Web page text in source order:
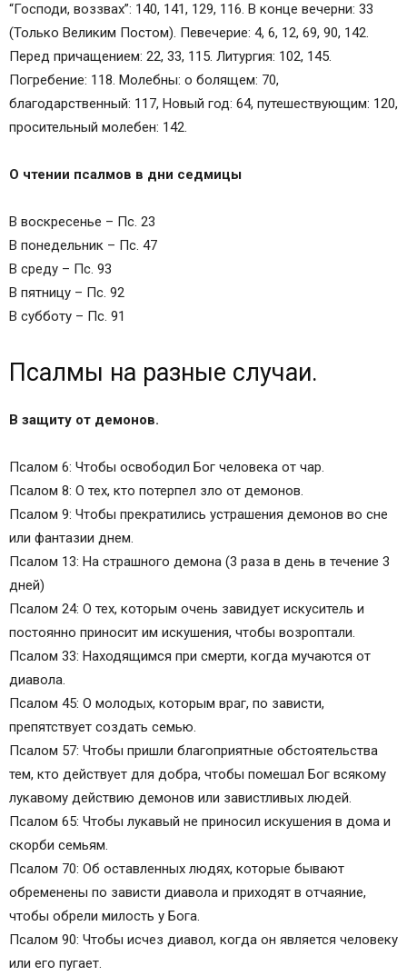
“Господи, воззвах”: 140, 141, 129, 116. В конце вечерни: 33
(Только Великим Постом). Певечерие: 4, 6, 12, 69, 90, 142.
Перед причащением: 22, 33, 115. Литургия: 102, 145.
Погребение: 118. Молебны: о болящем: 70,
благодарственный: 117, Новый год: 64, путешествующим: 120,
просительный молебен: 142.
О чтении псалмов в дни седмицы
В воскресенье – Пс. 23
В понедельник – Пс. 47
В среду – Пс. 93
В пятницу – Пс. 92
В субботу – Пс. 91
Псалмы на разные случаи.
В защиту от демонов.
Псалом 6: Чтобы освободил Бог человека от чар.
Псалом 8: О тех, кто потерпел зло от демонов.
Псалом 9: Чтобы прекратились устрашения демонов во сне
или фантазии днем.
Псалом 13: На страшного демона (3 раза в день в течение 3
дней)
Псалом 24: О тех, которым очень завидует искуситель и
постоянно приносит им искушения, чтобы возроптали.
Псалом 33: Находящимся при смерти, когда мучаются от
диавола.
Псалом 45: О молодых, которым враг, по зависти,
препятствует создать семью.
Псалом 57: Чтобы пришли благоприятные обстоятельства
тем, кто действует для добра, чтобы помешал Бог всякому
лукавому действию демонов или завистливых людей.
Псалом 65: Чтобы лукавый не приносил искушения в дома и
скорби семьям.
Псалом 70: Об оставленных людях, которые бывают
обременены по зависти диавола и приходят в отчаяние,
чтобы обрели милость у Бога.
Псалом 90: Чтобы исчез диавол, когда он является человеку
или его пугает.